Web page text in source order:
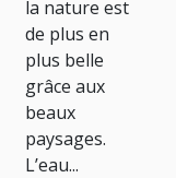
la nature est
de plus en
plus belle
grâce aux
beaux
paysages.
L’eau...